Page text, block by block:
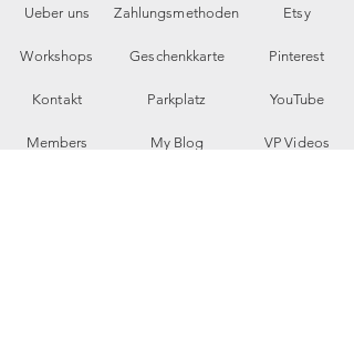
Ueber uns
Workshops
Kontakt
Members
Zahlungsmethoden
Geschenkkarte
Parkplatz
My Blog
Etsy
Pinterest
YouTube
VP Videos